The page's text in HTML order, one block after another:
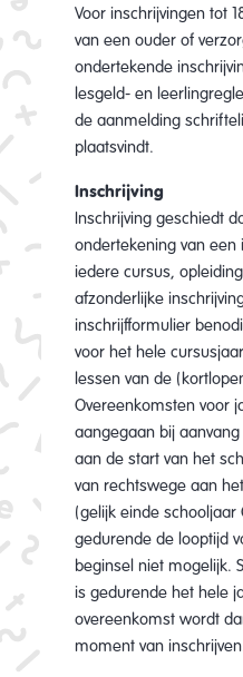
Voor inschrijvingen tot
van een ouder of
ondertekende
lesgeld- en
de aanmelding
plaatsvindt.
Inschrijving
Inschrijving geschiedt
ondertekening van een
iedere cursus,
afzonderlijke
inschrijfformulier
voor het hele
lessen van de
Overeenkomsten voor
aangegaan bij
aan de start van het
van rechtswege aan
(gelijk einde schooljaar
gedurende de looptijd
beginsel niet mogelijk.
is gedurende het hele
overeenkomst wordt
moment van